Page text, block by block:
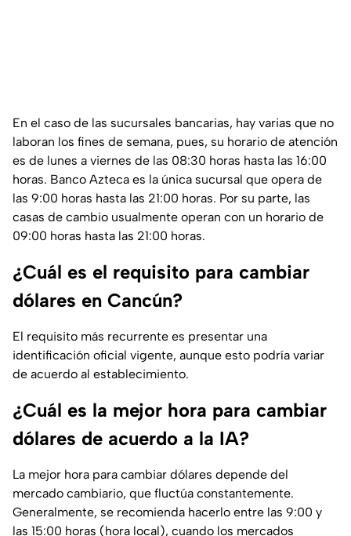
En el caso de las sucursales bancarias, hay varias que no
laboran los fines de semana, pues, su horario de atención
es de lunes a viernes de las 08:30 horas hasta las 16:00
horas. Banco Azteca es la única sucursal que opera de
las 9:00 horas hasta las 21:00 horas. Por su parte, las
casas de cambio usualmente operan con un horario de
09:00 horas hasta las 21:00 horas.
¿Cuál es el requisito para cambiar
dólares en Cancún?
El requisito más recurrente es presentar una
identificación oficial vigente, aunque esto podría variar
de acuerdo al establecimiento.
¿Cuál es la mejor hora para cambiar
dólares de acuerdo a la IA?
La mejor hora para cambiar dólares depende del
mercado cambiario, que fluctúa constantemente.
Generalmente, se recomienda hacerlo entre las 9:00 y
las 15:00 horas (hora local), cuando los mercados